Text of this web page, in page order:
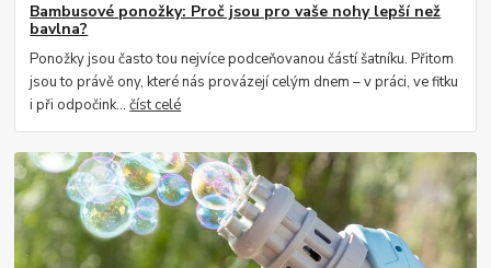
Bambusové ponožky: Proč jsou pro vaše nohy lepší než
bavlna?
Ponožky jsou často tou nejvíce podceňovanou částí šatníku. Přitom
jsou to právě ony, které nás provázejí celým dnem – v práci, ve fitku
i při odpočink...číst celé